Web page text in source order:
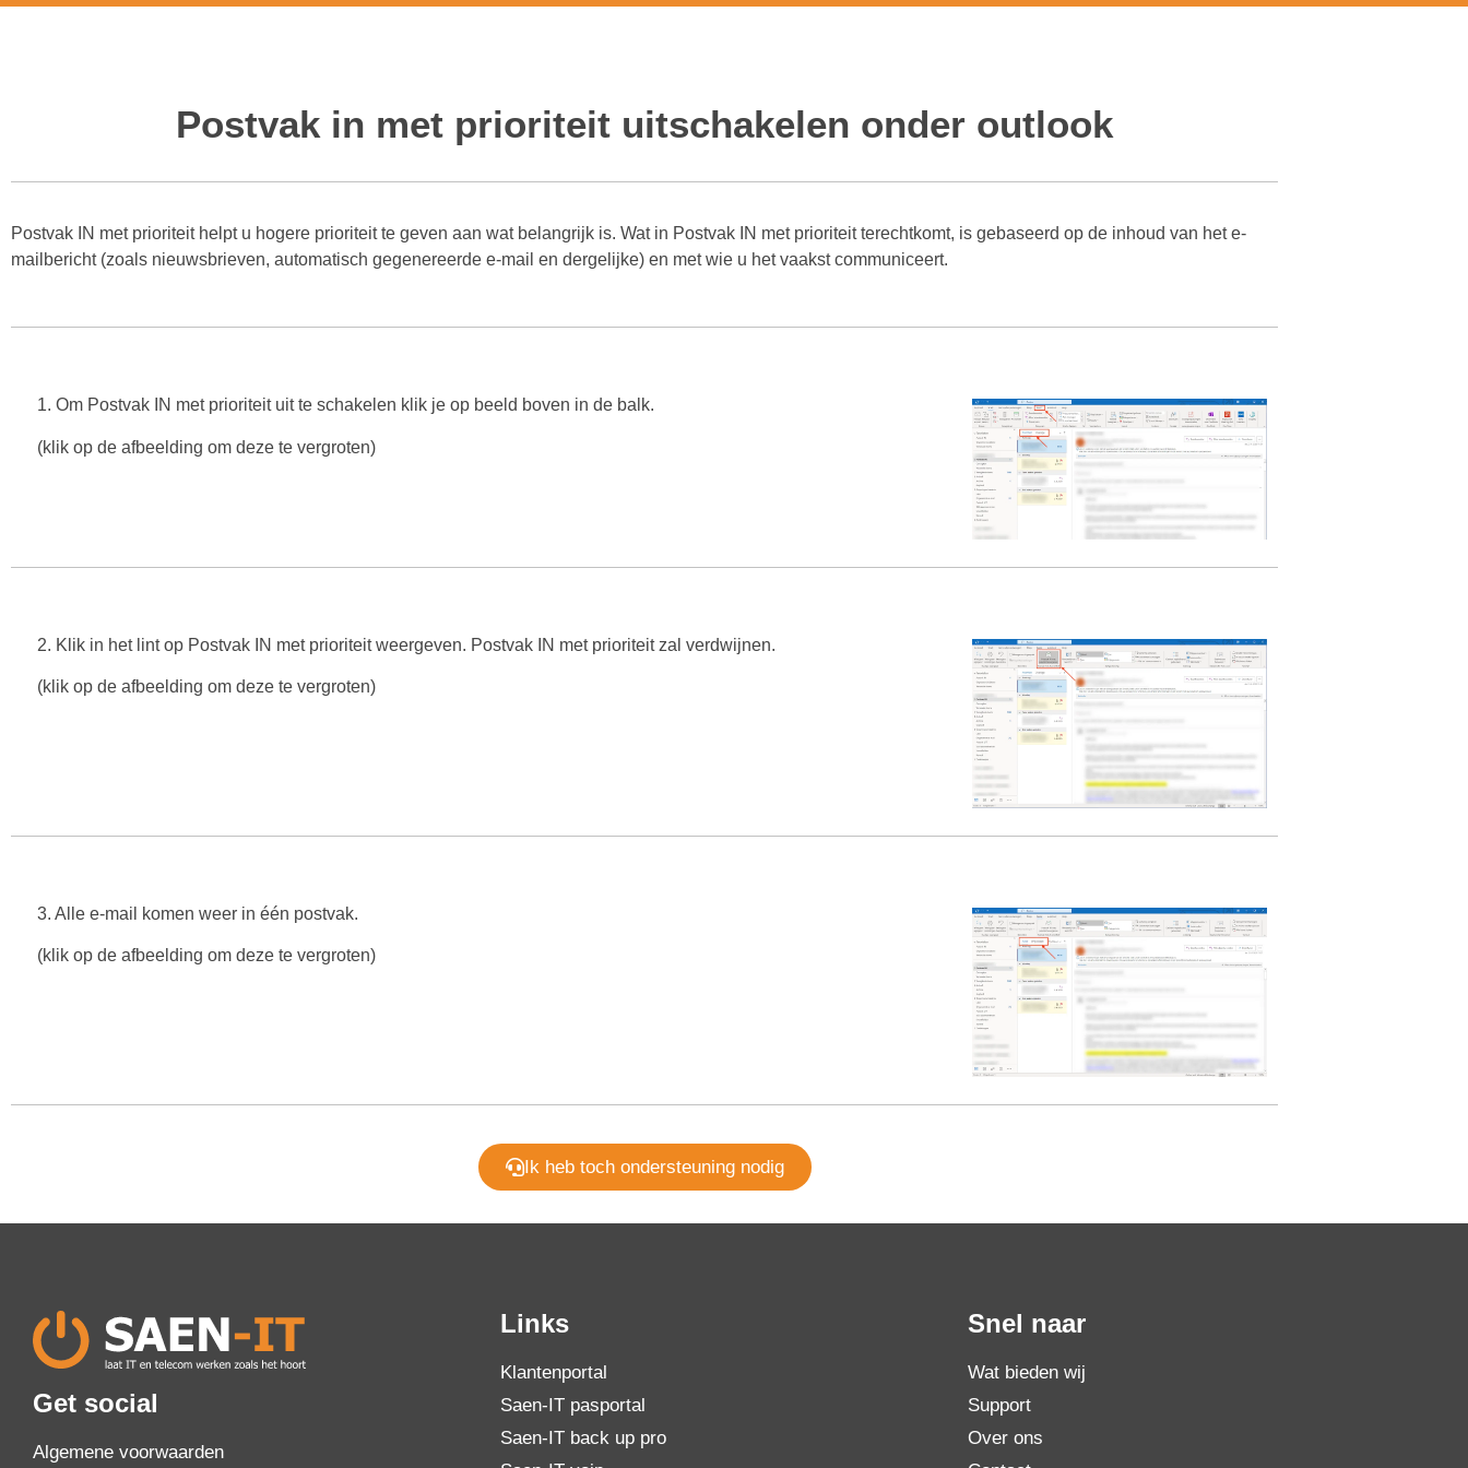
Postvak in met prioriteit uitschakelen outlook
Postvak in met prioriteit uitschakelen onder outlook
Postvak IN met prioriteit helpt u hogere prioriteit te geven aan wat belangrijk is. Wat in Postvak IN met prioriteit terechtkomt, is gebaseerd op de inhoud van het e-
mailbericht (zoals nieuwsbrieven, automatisch gegenereerde e-mail en dergelijke) en met wie u het vaakst communiceert.
1. Om Postvak IN met prioriteit uit te schakelen klik je op beeld boven in de balk.
(klik op de afbeelding om deze te vergroten)
2. Klik in het lint op Postvak IN met prioriteit weergeven. Postvak IN met prioriteit zal verdwijnen.
(klik op de afbeelding om deze te vergroten)
3. Alle e-mail komen weer in één postvak.
(klik op de afbeelding om deze te vergroten)
Ik heb toch ondersteuning nodig
Get social
Algemene voorwaarden
Links
Klantenportal
Saen-IT pasportal
Saen-IT back up pro
Snel naar
Wat bieden wij
Support
Over ons